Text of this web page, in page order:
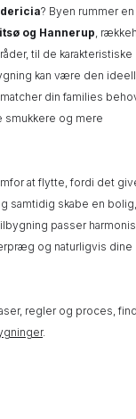
? Byen rummer en
og Hannerup,
til de karakteristiske
kan være den
din families
smukkere og mere
at flytte, fordi det
samtidig skabe en
passer
og naturligvis dine
regler og proces,
.